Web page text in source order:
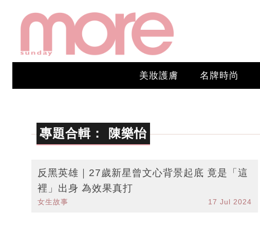
美妝護膚 名牌時尚
專題合輯： 陳樂怡
反黑英雄｜27歲新星曾文心背景起底 竟是「這
裡」出身 為效果真打
女生故事 17 Jul 2024